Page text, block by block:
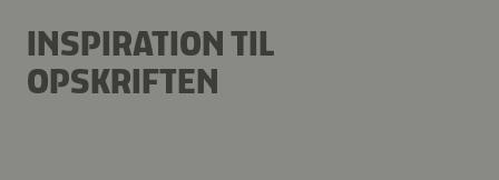
INSPIRATION TIL
OPSKRIFTEN